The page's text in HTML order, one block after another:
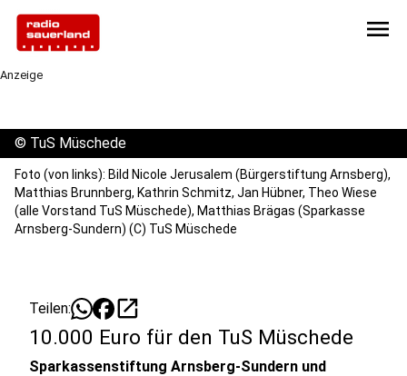
menu
Anzeige
© TuS Müschede
Foto (von links): Bild Nicole Jerusalem (Bürgerstiftung Arnsberg),
Matthias Brunnberg, Kathrin Schmitz, Jan Hübner, Theo Wiese
(alle Vorstand TuS Müschede), Matthias Brägas (Sparkasse
Arnsberg-Sundern) (C) TuS Müschede
Teilen: open_in_new
10.000 Euro für den TuS Müschede
Sparkassenstiftung Arnsberg-Sundern und